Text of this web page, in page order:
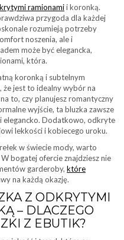
ramionamii koronką.
przygoda dla każdej
rozumieją potrzeby
noszenia, ale i
może być elegancka,
która.
koronką i subtelnym
że jest to idealny wybór na
to, czy planujesz romantyczny
wyjście, ta bluzka zawsze
elegancko. Dodatkowo, odkryte
lekkości i kobiecego uroku.
w świecie mody, warto
bogatej ofercie znajdziesz nie
garderoby, które
na każdą okazję.
Z ODKRYTYMI
– DLACZEGO
Z EBUTIK?